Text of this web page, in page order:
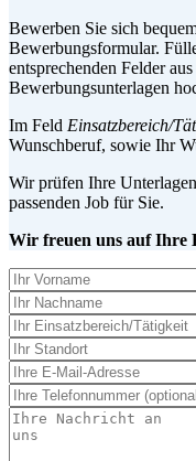
Bewerben Sie sich
Bewerbungsformular.
entsprechenden Felder
Bewerbungsunterlagen
Im Feld Einsatzbereich/
Wunschberuf, sowie Ihr
Wir prüfen Ihre
passenden Job für Sie.
Wir freuen uns auf Ihre